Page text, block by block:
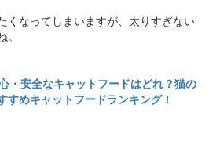
くなってしまいますが、太りすぎない
・安全なキャットフードはどれ？猫の
すめキャットフードランキング！